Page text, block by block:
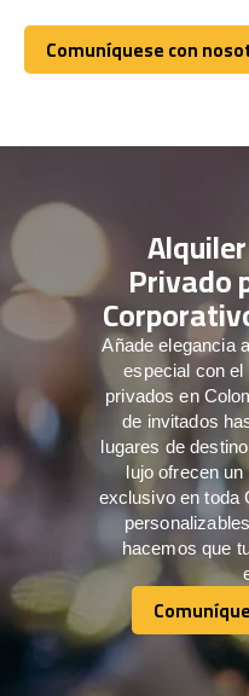
Comuníquese con
Comuníquese con
Privado
Añade elegancia
especial con el
privados en
de invitados
lugares de
lujo ofrecen
exclusivo en toda
hacemos que